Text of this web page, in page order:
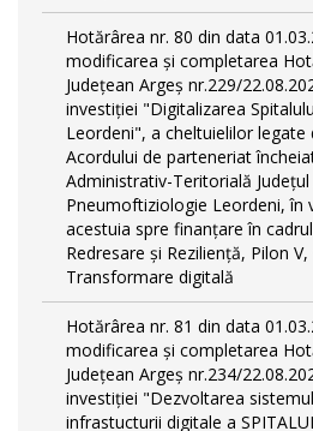
Hotărârea nr. 80 din data
modificarea și completarea
Județean Argeș nr.229/
investiției "Digitalizarea
Leordeni", a cheltuielilor legate
Acordului de parteneriat
Administrativ-Teritorială
Pneumoftiziologie Leordeni, în
acestuia spre finanțare în
Redresare și Reziliență, Pilon
Transformare digitală
Hotărârea nr. 81 din data
modificarea și completarea
Județean Argeș nr.234/
investiției "Dezvoltarea
infrastucturii digitale a